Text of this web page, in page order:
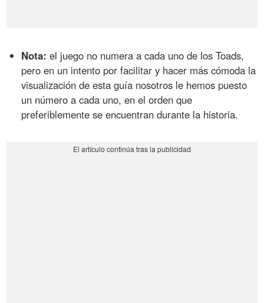
Nota: el juego no numera a cada uno de los Toads,
pero en un intento por facilitar y hacer más cómoda la
visualización de esta guía nosotros le hemos puesto
un número a cada uno, en el orden que
preferiblemente se encuentran durante la historia.